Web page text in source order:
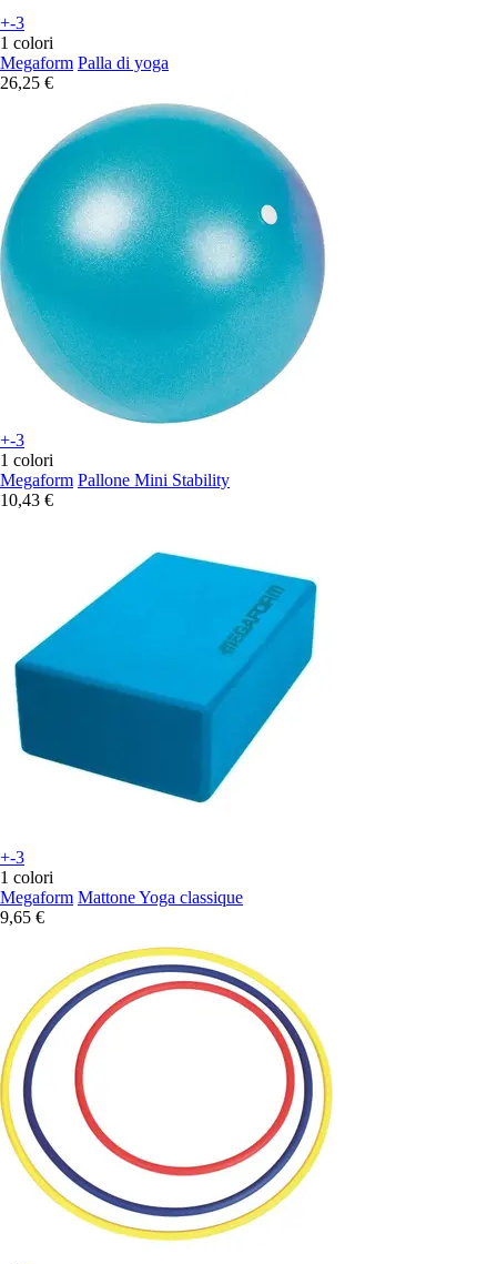
+-3
1 colori
Megaform Palla di yoga
26,25 €
+-3
1 colori
Megaform Pallone Mini Stability
10,43 €
+-3
1 colori
Megaform Mattone Yoga classique
9,65 €